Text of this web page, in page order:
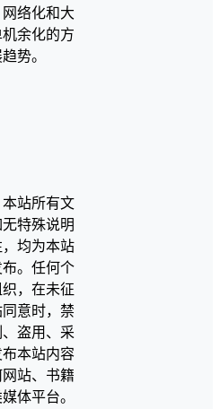
络化和大
余化的方
势。
本站所有文
特殊说明
，均为本站
布。任何个
织，在未征
意时，禁
、盗用、采
本站内容
站、书籍
体平台。